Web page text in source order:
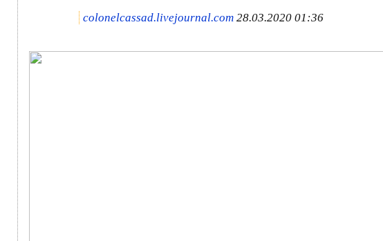
colonelcassad.livejournal.com 28.03.2020 01:36